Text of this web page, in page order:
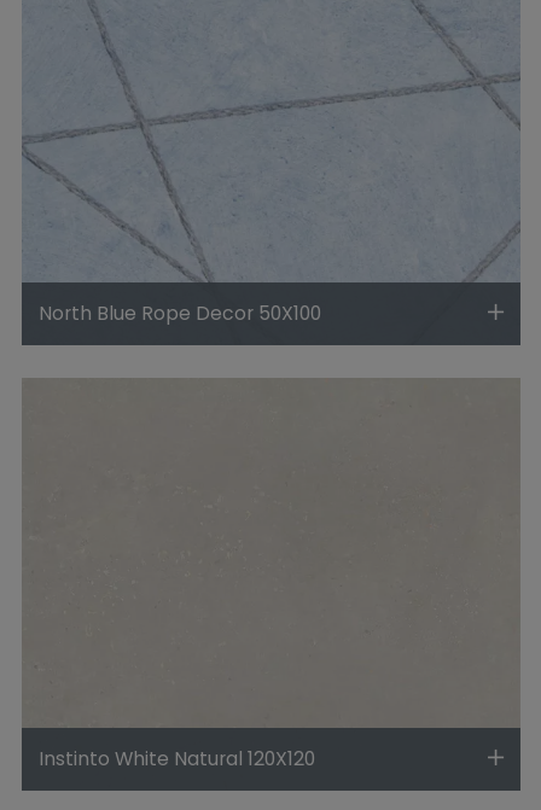
North Blue Rope Decor 50X100
Instinto White Natural 120X120